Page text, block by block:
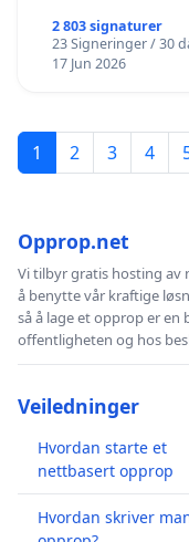
2 803 signaturer
23 Signeringer / 30
17 Jun 2026
1 2 3 4
Opprop.net
Vi tilbyr gratis hosting av
å benytte vår kraftige
så å lage et opprop er
offentligheten og hos
Veiledninger
Hvordan starte et
nettbasert opprop
Hvordan skriver